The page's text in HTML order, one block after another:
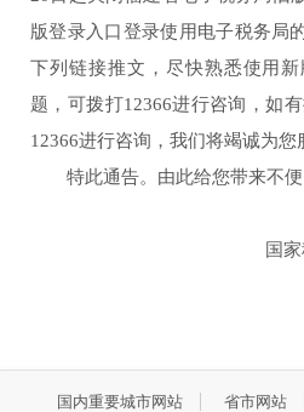
版登录入口登录使用电子税务局
下列链接推文，尽快熟悉使用
题，可拨打1 2366进行咨询，如
12366进行咨询，我们将竭诚为您
特此通告。由此给您带来不便
国
国内重要城市网站 省市网站